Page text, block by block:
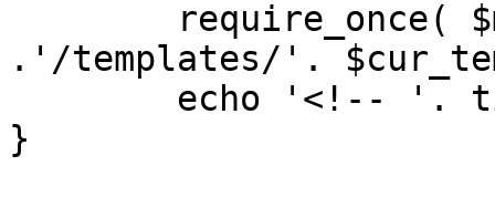
.'/templates/'.
}